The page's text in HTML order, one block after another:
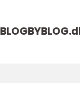
BLOGBYBLOG.